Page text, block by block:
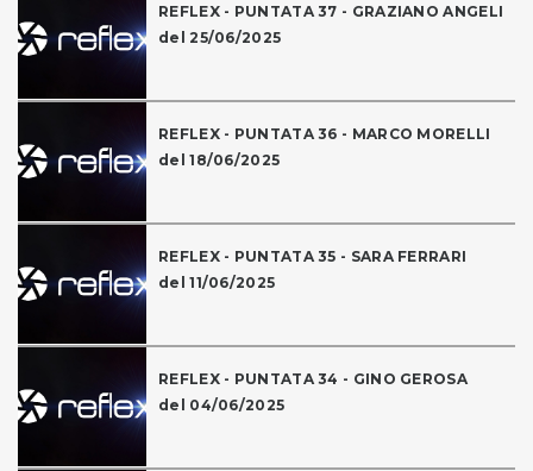
REFLEX - PUNTATA 37 - GRAZIANO ANGELI
del 25/06/2025
REFLEX - PUNTATA 36 - MARCO MORELLI
del 18/06/2025
REFLEX - PUNTATA 35 - SARA FERRARI
del 11/06/2025
REFLEX - PUNTATA 34 - GINO GEROSA
del 04/06/2025